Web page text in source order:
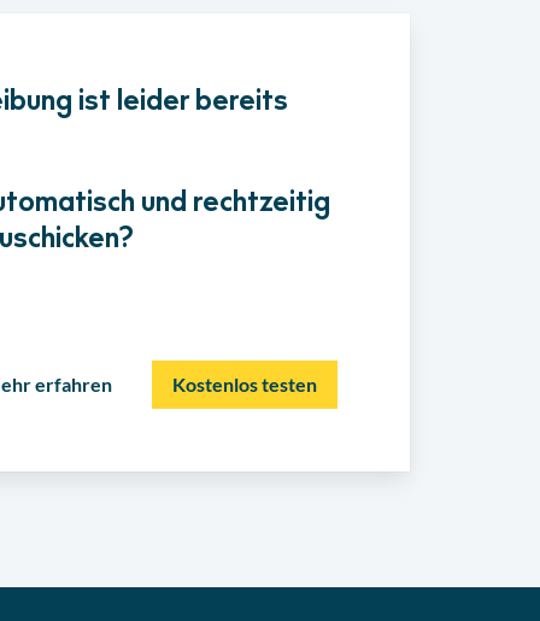
ist leider bereits
und rechtzeitig
erfahren Kostenlos testen